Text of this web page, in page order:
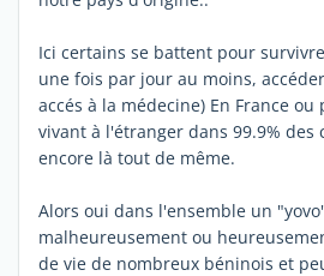
Ici certains se battent pour
une fois par jour au moins,
accés à la médecine) En France
vivant à l'étranger dans 99.9% des
encore là tout de même.
Alors oui dans l'ensemble un
malheureusement ou
de vie de nombreux béninois et